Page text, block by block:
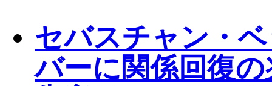
セバスチャン・
バーに関係回復の